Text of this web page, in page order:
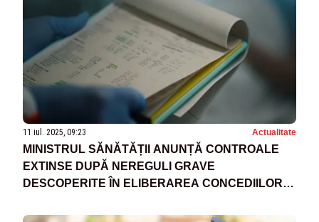
11 iul. 2025, 09:23 Actualitate
MINISTRUL SĂNĂTĂȚII ANUNȚĂ CONTROALE
EXTINSE DUPĂ NEREGULI GRAVE
DESCOPERITE ÎN ELIBERAREA CONCEDIILOR